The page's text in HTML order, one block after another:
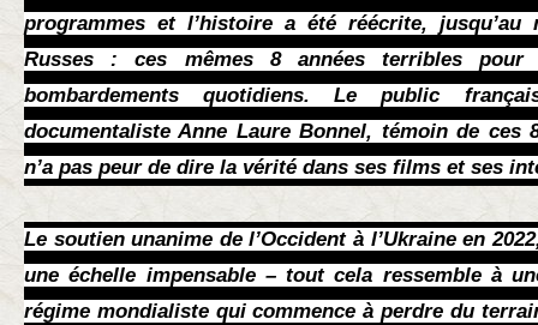
programmes et l’histoire a été réécrite, jusqu’au
Russes : ces mêmes 8 années terribles pour
bombardements quotidiens. Le public
documentaliste Anne Laure Bonnel, témoin de ces
n’a pas peur de dire la vérité dans ses films et ses
Le soutien unanime de l’Occident à l’Ukraine en
une échelle impensable – tout cela ressemble à
régime mondialiste qui commence à perdre du